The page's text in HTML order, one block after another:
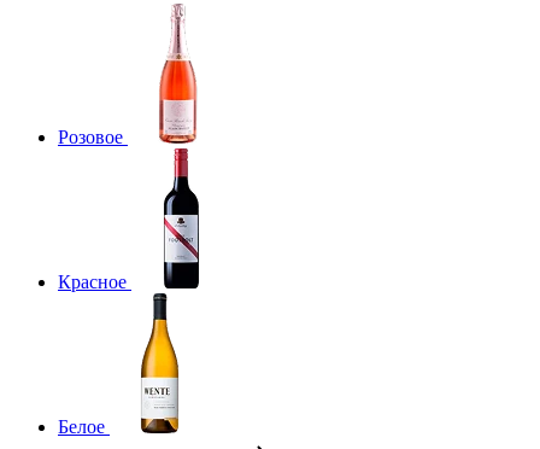
Розовое
Красное
Белое